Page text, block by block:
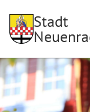
Stadt